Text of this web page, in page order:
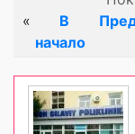
«
В
начало